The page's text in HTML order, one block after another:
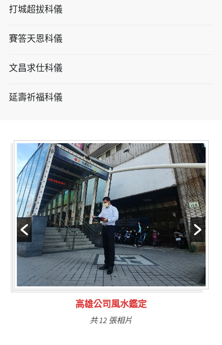
打城超拔科儀
賽答天恩科儀
文昌求仕科儀
延壽祈福科儀